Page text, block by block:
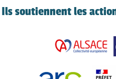
Ils soutiennent les